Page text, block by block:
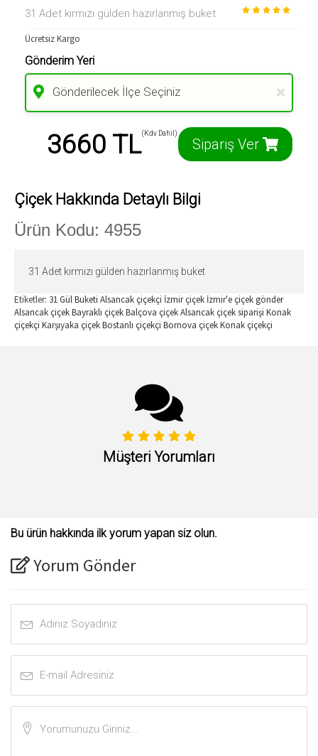
31 Adet kırmızı gülden hazırlanmış buket
Ücretsiz Kargo
Gönderim Yeri
Gönderilecek İlçe Seçiniz
3660 TL(Kdv Dahil)
Sipariş Ver
Çiçek Hakkında Detaylı Bilgi
Ürün Kodu: 4955
31 Adet kırmızı gülden hazırlanmış buket
Etiketler: 31 Gül Buketi Alsancak çiçekçi İzmir çiçek İzmir'e çiçek gönder
Alsancak çiçekBayraklı çiçekBalçova çiçekAlsancak çiçek siparişi Konak
çiçekçi Karşıyaka çiçekBostanlı çiçekçi Bornova çiçekKonak çiçekçi
Müşteri Yorumları
Bu ürün hakkında ilk yorum yapan siz olun.
Yorum Gönder